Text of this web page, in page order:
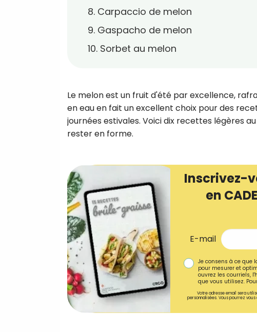
8. Carpaccio de melon
9. Gaspacho de melon
10. Sorbet au melon
Le melon est un fruit d'été par excellence,
en eau en fait un excellent choix pour des
journées estivales. Voici dix recettes légères
rester en forme.
Inscrivez-
en
E-mail
Je consens à ce que
pour mesurer et
ouvrez les courriels,
que vous utilisez.
Votre adresse email sera
personnalisées. Vous pourrez